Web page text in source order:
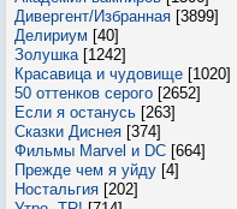
Дивергент/Избранная [3899]
Делириум [40]
Золушка [1242]
Красавица и чудовище [1020]
50 оттенков серого [2652]
Если я останусь [263]
Сказки Диснея [374]
Фильмы Marvel и DC [664]
Прежде чем я уйду [4]
Ностальгия [202]